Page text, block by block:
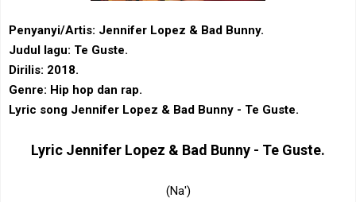
Penyanyi/Artis: Jennifer Lopez & Bad Bunny.
Judul lagu: Te Guste.
Dirilis: 2018.
Genre: Hip hop dan rap.
Lyric song Jennifer Lopez & Bad Bunny - Te Guste.
Lyric Jennifer Lopez & Bad Bunny - Te Guste.
(Na')